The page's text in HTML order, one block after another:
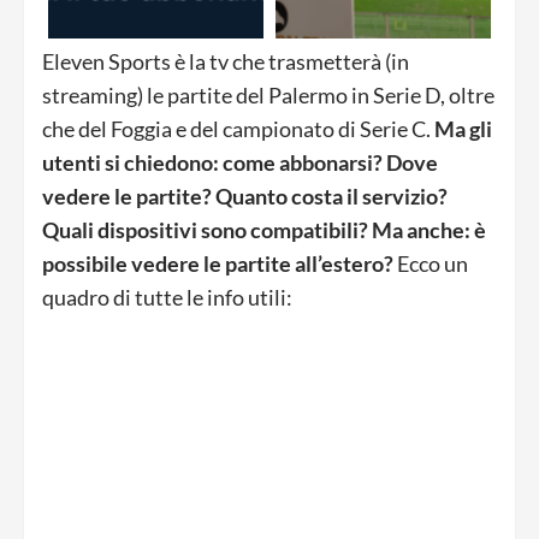
Eleven Sports è la tv che trasmetterà (in
streaming) le partite del Palermo in Serie D, oltre
che del Foggia e del campionato di Serie C. Ma gli
utenti si chiedono:come abbonarsi? Dove
vedere le partite? Quanto costa il servizio?
Quali dispositivi sono compatibili? Ma anche: è
possibile vedere le partite all’estero?Ecco un
quadro di tutte le info utili: